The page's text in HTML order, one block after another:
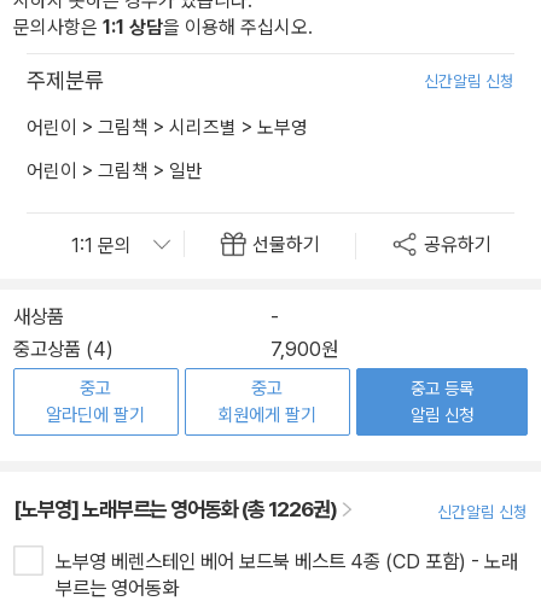
문의사항은 1:1 상담을 이용해 주십시오.
주제분류 신간알림 신청
어린이 > 그림책 > 시리즈별 > 노부영
어린이 > 그림책 > 일반
선물하기 공유하기
새상품
-
중고상품 (4)
7,900원
중고
알라딘에 팔기
중고
회원에게 팔기
중고 등록
알림 신청
[노부영] 노래부르는 영어동화 (총 1226권) 신간알림 신청
노부영 베렌스테인 베어 보드북 베스트 4종 (CD 포함) - 노래
부르는 영어동화